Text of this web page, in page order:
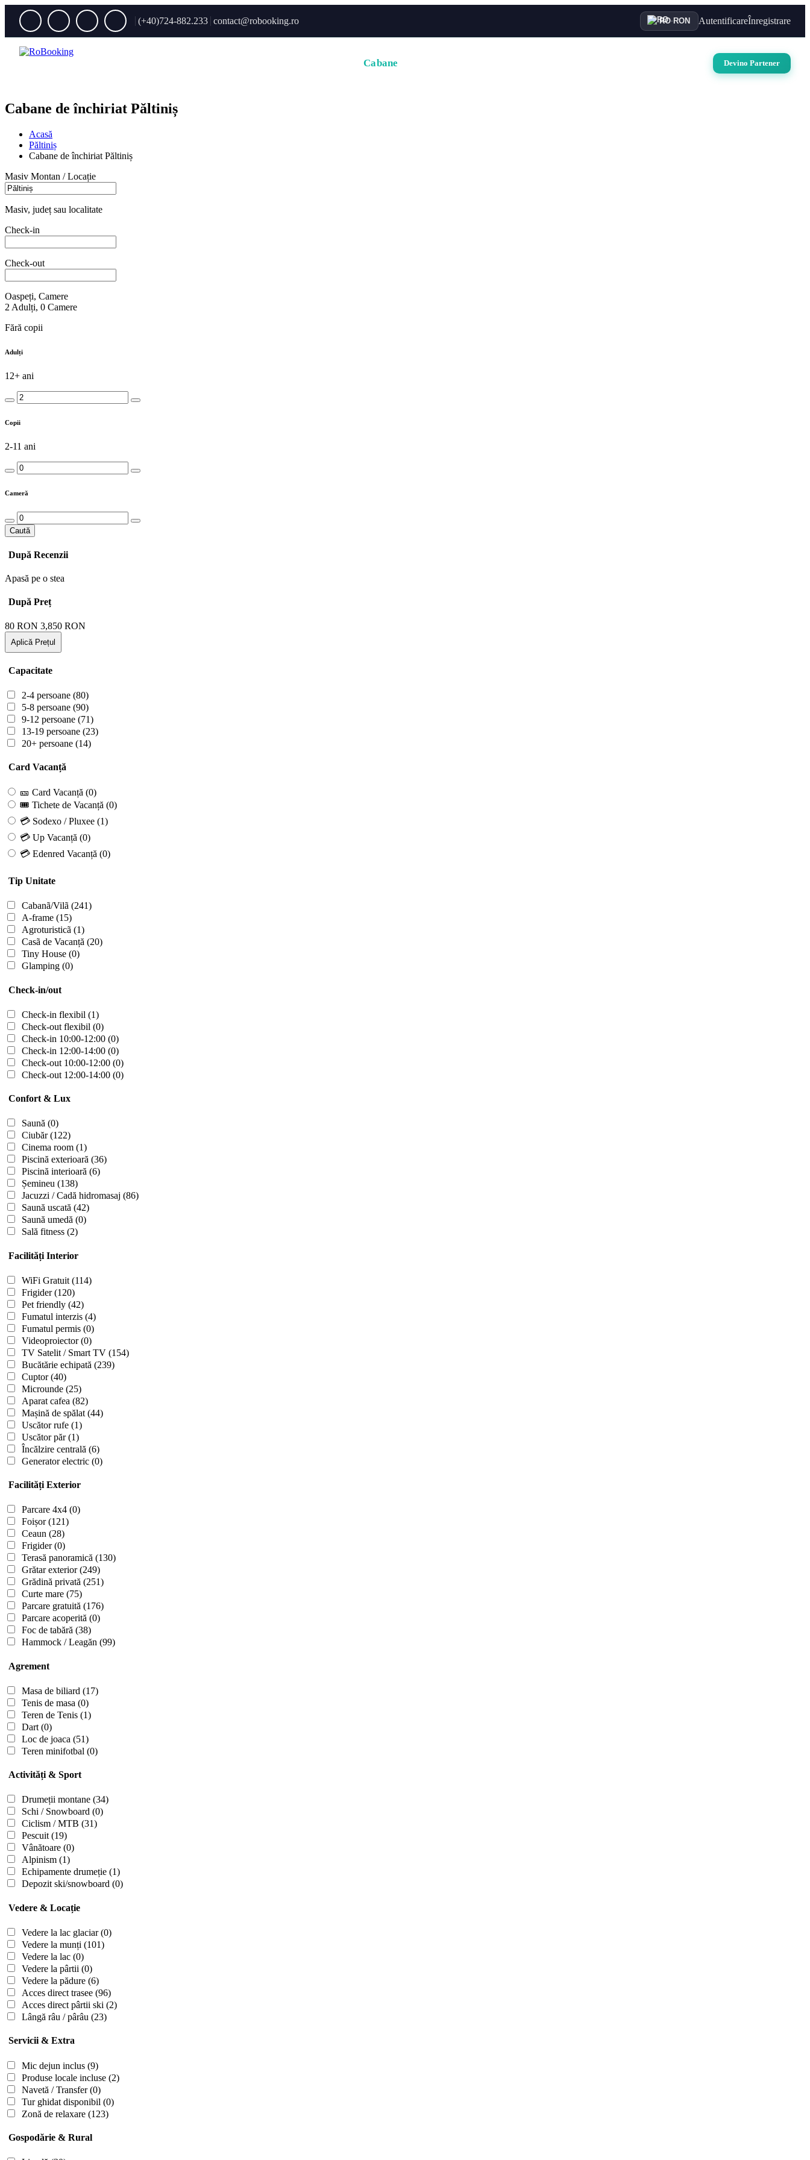
(+40)724-882.233 contact@robooking.ro RO· RON AutentificareÎnregistrare
Cabane Devino Partener
Cabane de închiriat Păltiniș
Acasă
Păltiniș
Cabane de închiriat Păltiniș
Masiv Montan / Locație
Masiv, județ sau localitate
Check-in
Check-out
Oaspeți, Camere
2 Adulți, 0 Camere
Fără copii
Adulți
12+ ani
Copii
2-11 ani
Cameră
Caută
După Recenzii
Apasă pe o stea
După Preț
80 RON 3,850 RON
Aplică Prețul
Capacitate
2-4 persoane (80)
5-8 persoane (90)
9-12 persoane (71)
13-19 persoane (23)
20+ persoane (14)
Card Vacanță
🎫 Card Vacanță (0)
🎟 Tichete de Vacanță (0)
💳 Sodexo / Pluxee (1)
💳 Up Vacanță (0)
💳 Edenred Vacanță (0)
Tip Unitate
Cabanã/Vilã (241)
A-frame (15)
Agroturisticã (1)
Casã de Vacanță (20)
Tiny House (0)
Glamping (0)
Check-in/out
Check-in flexibil (1)
Check-out flexibil (0)
Check-in 10:00-12:00 (0)
Check-in 12:00-14:00 (0)
Check-out 10:00-12:00 (0)
Check-out 12:00-14:00 (0)
Confort & Lux
Saună (0)
Ciubăr(122)
Cinema room (1)
Piscină exterioară (36)
Piscină interioară (6)
Șemineu (138)
Jacuzzi / Cadă hidromasaj (86)
Saună uscată (42)
Saună umedă (0)
Sală fitness (2)
Facilități Interior
WiFi Gratuit (114)
Frigider(120)
Pet friendly (42)
Fumatul interzis (4)
Fumatul permis (0)
Videoproiector(0)
TV Satelit / Smart TV (154)
Bucătărie echipată (239)
Cuptor(40)
Microunde (25)
Aparat cafea (82)
Mașină de spălat (44)
Uscător rufe (1)
Uscător păr(1)
Încălzire centrală (6)
Generator electric (0)
Facilități Exterior
Parcare 4x4 (0)
Foișor(121)
Ceaun (28)
Frigider(0)
Terasă panoramică (130)
Grătar exterior(249)
Grădină privată (251)
Curte mare (75)
Parcare gratuită (176)
Parcare acoperită (0)
Foc de tabără (38)
Hammock / Leagăn (99)
Agrement
Masa de biliard (17)
Tenis de masa (0)
Teren de Tenis (1)
Dart (0)
Loc de joaca (51)
Teren minifotbal (0)
Activități & Sport
Drumeții montane (34)
Schi / Snowboard (0)
Ciclism / MTB (31)
Pescuit(19)
Vânătoare (0)
Alpinism (1)
Echipamente drumeție (1)
Depozit ski/snowboard (0)
Vedere & Locație
Vedere la lac glaciar(0)
Vedere la munți (101)
Vedere la lac (0)
Vedere la pârtii (0)
Vedere la pădure (6)
Acces direct trasee (96)
Acces direct pârtii ski (2)
Lângă râu / pârâu (23)
Servicii & Extra
Mic dejun inclus (9)
Produse locale incluse (2)
Navetă / Transfer(0)
Tur ghidat disponibil (0)
Zonă de relaxare (123)
Gospodărie & Rural